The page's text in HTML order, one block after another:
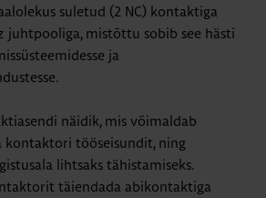
suletud (2 NC) kontaktiga
juhtpooliga, mistõttu sobib see hästi
ja
näidik, mis võimaldab
tööseisundit, ning
lihtsaks tähistamiseks.
täiendada abikontaktiga